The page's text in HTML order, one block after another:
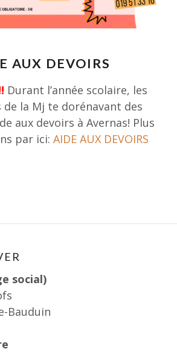
AUX DEVOIRS
Durant l’année scolaire, les
la Mj te dorénavant des
aux devoirs à Avernas! Plus
par ici: AIDE AUX DEVOIRS
social)
Bauduin